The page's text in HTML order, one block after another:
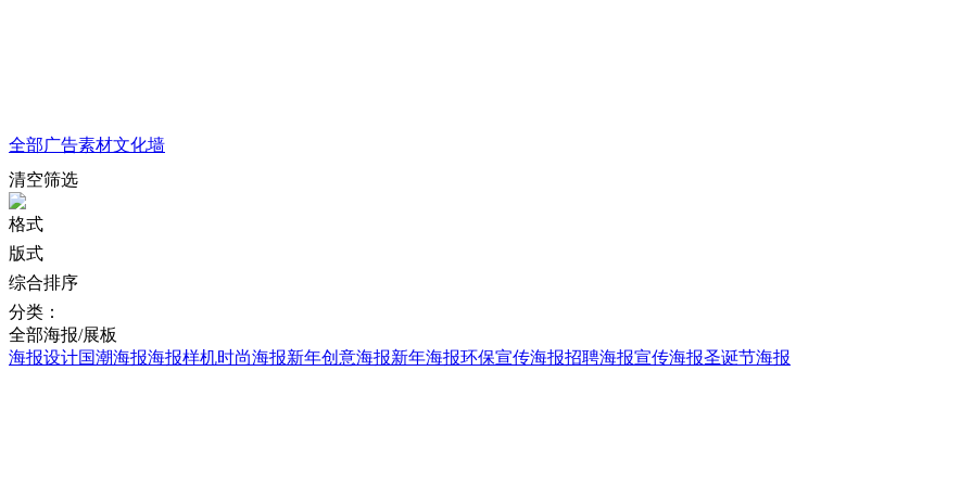
全部广告素材文化墙
清空筛选
格式
版式
综合排序
分类：
全部海报/展板
海报设计国潮海报海报样机时尚海报新年创意海报新年海报环保宣传海报招聘海报宣传海报圣诞节海报